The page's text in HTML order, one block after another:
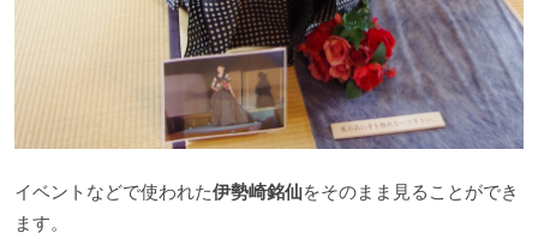
イベントなどで使われた伊勢崎銘仙をそのまま見ることができ
ます。